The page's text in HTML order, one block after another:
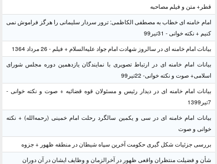
قطر+ متن و فیلم مصاحبه
امام خامنه ای خطاب به مصطفی الکاظمی: ترور سردار سلیمانی را هرگز فراموش نمی
کنیم + نکته خوانی - 31تیر99
بیانات امام خامنه ای در سالروز شهادت امام جواد علیه‌السلام + فیلم - 26 مرداد 1364
بیانات امام خامنه ای در ارتباط تصویری با نمایندگان یازدهمین دوره مجلس شورای
اسلامی+ صوت و نکته خوانی- 22تیر99
بیانات امام خامنه ای در دیدار رئیس و مسئولان قوه قضائیه + صوت و نکته خوانی -
7تیر1399
بیانات امام خامنه ای در سی و یکمین سالگرد رحلت امام خمینی (رحمه‌الله) + نکته
خوانی و صوت
بررسی جزئیات شکل گیری حکومت آخرین سپاه شیطان در منطقه ظهور + جزوه
شأن و فضیلت منتظران واقعی ظهور در آخرالزمان و وظایف ایشان در آن دوران